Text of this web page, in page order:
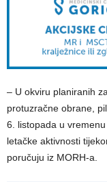
– U okviru planiranih
protuzračne obrane,
6. listopada u
letačke aktivnosti
poručuju iz MORH-a.